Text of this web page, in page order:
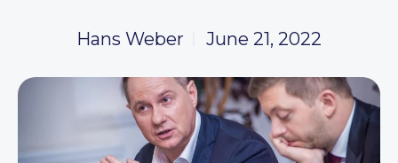
Hans Weber June 21, 2022